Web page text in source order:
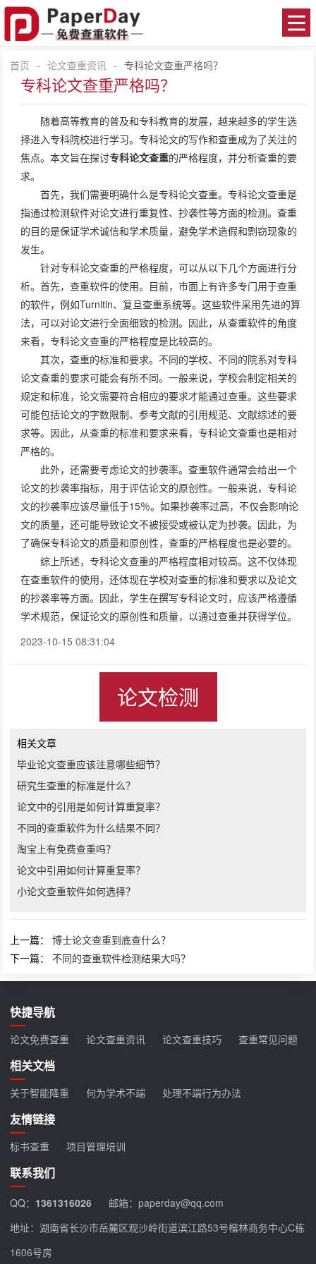
首页 - 论文查重资讯 - 专科论文查重严格吗？
专科论文查重严格吗？
随着高等教育的普及和专科教育的发展，越来越多的学生选
择进入专科院校进行学习。专科论文的写作和查重成为了关注的
焦点。本文旨在探讨专科论文查重的严格程度，并分析查重的要
求。
首先，我们需要明确什么是专科论文查重。专科论文查重是
指通过检测软件对论文进行重复性、抄袭性等方面的检测。查重
的目的是保证学术诚信和学术质量，避免学术造假和剽窃现象的
发生。
针对专科论文查重的严格程度，可以从以下几个方面进行分
析。首先，查重软件的使用。目前，市面上有许多专门用于查重
的软件，例如Turnitin、复旦查重系统等。这些软件采用先进的算
法，可以对论文进行全面细致的检测。因此，从查重软件的角度
来看，专科论文查重的严格程度是比较高的。
其次，查重的标准和要求。不同的学校、不同的院系对专科
论文查重的要求可能会有所不同。一般来说，学校会制定相关的
规定和标准，论文需要符合相应的要求才能通过查重。这些要求
可能包括论文的字数限制、参考文献的引用规范、文献综述的要
求等。因此，从查重的标准和要求来看，专科论文查重也是相对
严格的。
此外，还需要考虑论文的抄袭率。查重软件通常会给出一个
论文的抄袭率指标，用于评估论文的原创性。一般来说，专科论
文的抄袭率应该尽量低于15％。如果抄袭率过高，不仅会影响论
文的质量，还可能导致论文不被接受或被认定为抄袭。因此，为
了确保专科论文的质量和原创性，查重的严格程度也是必要的。
综上所述，专科论文查重的严格程度相对较高。这不仅体现
在查重软件的使用，还体现在学校对查重的标准和要求以及论文
的抄袭率等方面。因此，学生在撰写专科论文时，应该严格遵循
学术规范，保证论文的原创性和质量，以通过查重并获得学位。
2023-10-15 08:31:04
论文检测
相关文章
毕业论文查重应该注意哪些细节？
研究生查重的标准是什么？
论文中的引用是如何计算重复率？
不同的查重软件为什么结果不同？
淘宝上有免费查重吗？
论文中引用如何计算重复率？
小论文查重软件如何选择？
上一篇：博士论文查重到底查什么？
下一篇：不同的查重软件检测结果大吗？
快捷导航
论文免费查重 论文查重资讯 论文查重技巧 查重常见问题
相关文档
关于智能降重 何为学术不端 处理不端行为办法
友情链接
标书查重 项目管理培训
联系我们
QQ： 1361316026
邮箱：paperday@qq.com
地址：湖南省长沙市岳麓区观沙岭街道滨江路53号楷林商务中心C栋
1606号房